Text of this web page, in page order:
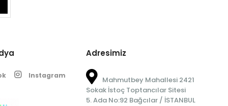
Instagram
Adresimiz
Mahmutbey Mahallesi 2421
Sokak İstoç Toptancılar Sitesi
5. Ada No:92 Bağcılar / İSTANBUL